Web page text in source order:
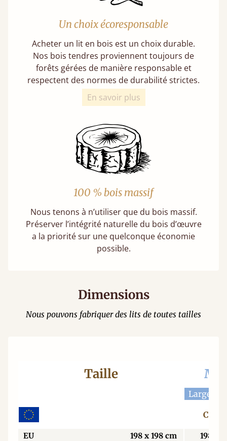
Un choix écoresponsable
Acheter un lit en bois est un choix durable.
Nos bois tendres proviennent toujours de
forêts gérées de manière responsable et
respectent des normes de durabilité strictes.
En savoir plus
100 % bois massif
Nous tenons à n’utiliser que du bois massif.
Préserver l’intégrité naturelle du bois d’œuvre
a la priorité sur une quelconque économie
possible.
Dimensions
Nous pouvons fabriquer des lits de toutes tailles
Taille
Largeur
EU 198 x 198 cm 198